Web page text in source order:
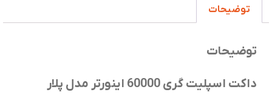
توضیحات
توضیحات
داکت اسپلیت گری 60000 اینورتر مدل پلار